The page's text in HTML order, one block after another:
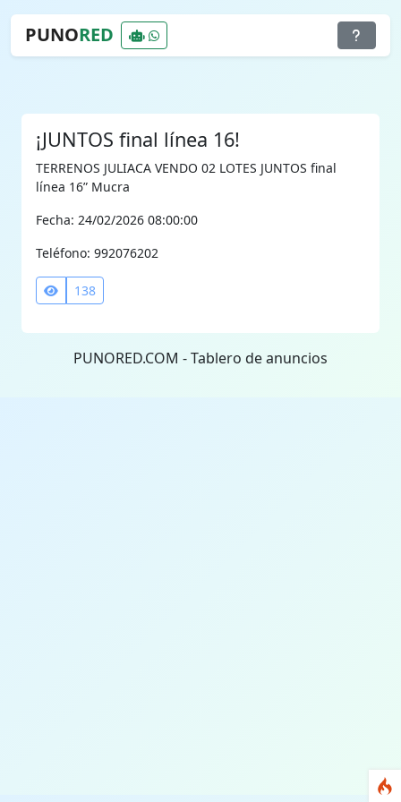
PUNORED
¡JUNTOS final línea 16!
TERRENOS JULIACA VENDO 02 LOTES JUNTOS final
línea 16” Mucra
Fecha: 24/02/2026 08:00:00
Teléfono: 992076202
138
PUNORED.COM - Tablero de anuncios